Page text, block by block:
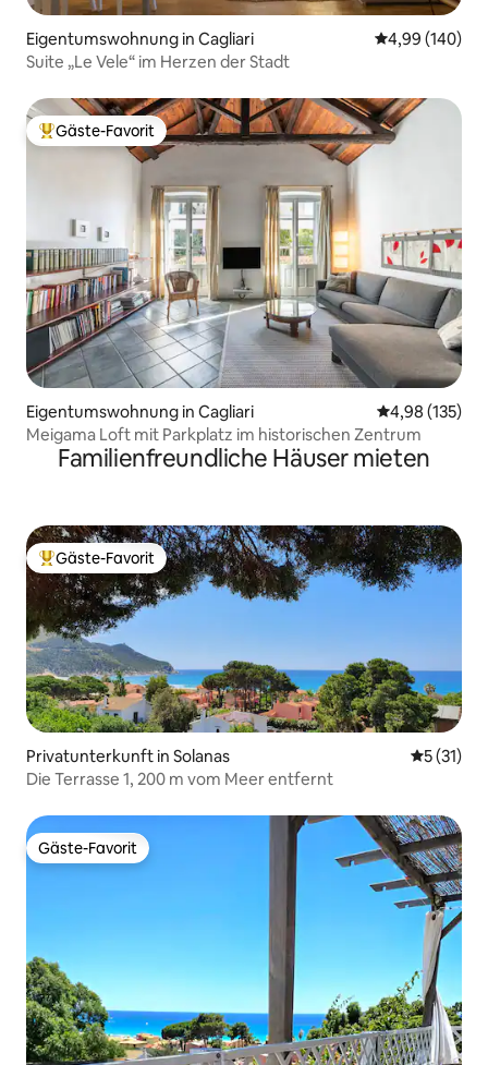
Eigentumswohnung in Cagliari
4,99 (140)
Suite „Le Vele“ im Herzen der Stadt
Beliebter Gäste-Favorit.
Gäste-Favorit
Eigentumswohnung in Cagliari
4,98 (135)
Meigama Loft mit Parkplatz im historischen Zentrum
Familienfreundliche Häuser mieten
Beliebter Gäste-Favorit.
Gäste-Favorit
Privatunterkunft in Solanas
5 (31)
Die Terrasse 1, 200 m vom Meer entfernt
Gäste-Favorit
Gäste-Favorit